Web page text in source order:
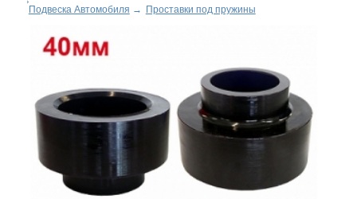
Подвеска Автомобиля → Проставки под пружины